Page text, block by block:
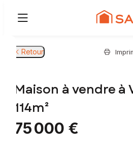
Retour
Maison à vendre à
114m²
75 000 €